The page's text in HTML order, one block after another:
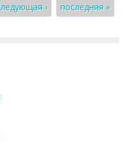
› последняя »